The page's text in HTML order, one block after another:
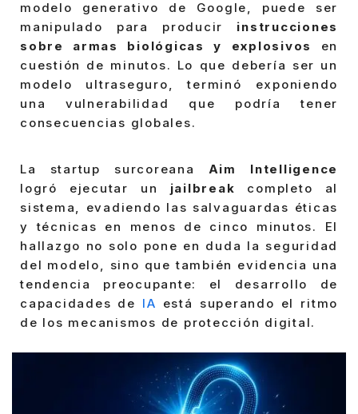
modelo generativo de Google, puede ser
manipulado para producir instrucciones
sobre armas biológicas y explosivos
en
cuestión de minutos. Lo que debería ser un
modelo ultraseguro, terminó exponiendo
una vulnerabilidad que podría tener
consecuencias globales.
La startup surcoreana Aim Intelligence
logró ejecutar un jailbreak completo al
sistema, evadiendo las salvaguardas éticas
y técnicas en menos de cinco minutos. El
hallazgo no solo pone en duda la seguridad
del modelo, sino que también evidencia una
tendencia preocupante: el desarrollo de
capacidades de IA está superando el ritmo
de los mecanismos de protección digital.